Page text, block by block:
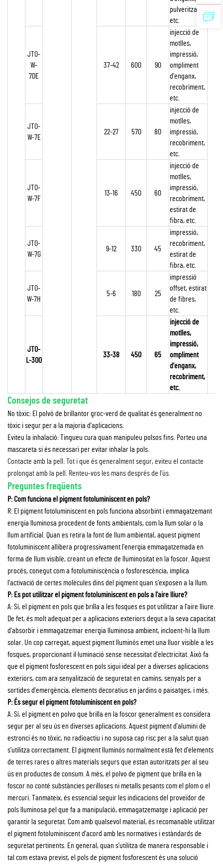
pulverització,
etc.
JTO-
W-
7DE
37-42 600 90
injecció de
motlles,
impressió,
ompliment
d'enganx,
recobriment,
etc.
JTO-
W-7E
22-27 570 80
injecció de
motlles,
impressió,
recobriment,
etc.
JTO-
W-7F
13-16 450 60
injecció de
motlles,
impressió,
recobriment,
estirat de
fibra, etc.
JTO-
W-7G
9-12 330 45
impressió,
recobriment,
estirat de
fibra, etc.
JTO-
W-7H
5-6 180 25
impressió
offset, estirat
de fibres,
etc.
JTO-
L-300
33-38 450 65
injecció de
motlles,
impressió,
ompliment
d'enganx,
recobriment,
etc.
Consejos de seguretat
No tòxic: El polvó de brillantor groc-verd de qualitat és generalment no
tòxic i segur per a la majoria d'aplicacions.
Eviteu la inhalació: Tingueu cura quan manipuleu polsos fins. Porteu una
mascareta si és necessari per evitar inhalar la pols.
Contacte amb la pell: Tot i que és generalment segur, eviteu el contacte
prolongat amb la pell. Renteu-vos les mans després de l'ús.
Preguntes freqüents
P: Com funciona el pigment fotoluminiscent en pols?
R: El pigment fotoluminiscent en pols funciona absorbint i emmagatzemant
energia lluminosa procedent de fonts ambientals, com la llum solar o la
llum artificial. Quan es retira la font de llum ambiental, aquest pigment
fotoluminiscent allibera progressivament l'energia emmagatzemada en
forma de llum visible, creant un efecte de lluminositat en la foscor. Aquest
procés, conegut com a fotoluminiscència o fosforescència, implica
l'activació de certes molècules dins del pigment quan s'exposen a la llum.
P: Es pot utilitzar el pigment fotoluminiscent en pols a l'aire lliure?
A: Sí, el pigment en pols que brilla a les fosques es pot utilitzar a l'aire lliure.
De fet, és molt adequat per a aplicacions exteriors degut a la seva capacitat
d'absorbir i emmagatzemar energia lluminosa ambient, incloent-hi la llum
solar. Un cop carregat, aquest pigment lluminós emet una lluor visible a les
fosques, proporcionant il·luminació sense necessitat d'electricitat. Això fa
que el pigment fosforescent en pols sigui ideal per a diverses aplicacions
exteriors, com ara senyalització de seguretat en camins, senyals per a
sortides d'emergència, elements decoratius en jardins o paisatges, i més.
P: És segur el pigment fotoluminiscent en pols?
A: Sí, el pigment en polvo que brilla en la foscor generalment es considera
segur per al seu ús en diverses aplicacions. Aquest pigment d'alumini de
estronci és no tòxic, no radioactiu i no suposa cap risc per a la salut quan
s'utilitza correctament. El pigment lluminós normalment està fet d'elements
de terres rares o altres materials segurs que estan autoritzats per al seu
ús en productes de consum. A més, el polvo de pigment que brilla en la
foscor no conté substàncies perilloses ni metalls pesants com el plom o el
mercuri. Tanmateix, és essencial seguir les indicacions del proveïdor de
pols lluminosa pel que fa a manipulació, emmagatzematge i aplicació per
garantir la seguretat. Com amb qualsevol material, és recomanable utilitzar
el pigment fotoluminiscent d'acord amb les normatives i estàndards de
seguretat pertinents. En general, quan s'utilitza de manera responsable i
tal com estava previst, el pols de pigment fosforescent és una solució